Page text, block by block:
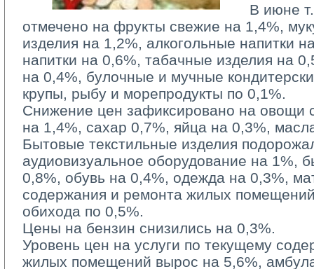
В июне
отмечено на фрукты свежие на 1,4%,
изделия на 1,2%, алкогольные напитки
напитки на 0,6%, табачные изделия на
на 0,4%, булочные и мучные
крупы, рыбу и морепродукты по 0,1%.
Снижение цен зафиксировано на овощи
на 1,4%, сахар 0,7%, яйца на 0,3%,
Бытовые текстильные изделия
аудиовизуальное оборудование на 1%,
0,8%, обувь на 0,4%, одежда на 0,3%,
содержания и ремонта жилых
обихода по 0,5%.
Цены на бензин снизились на 0,3%.
Уровень цен на услуги по текущему
жилых помещений вырос на 5,6%,